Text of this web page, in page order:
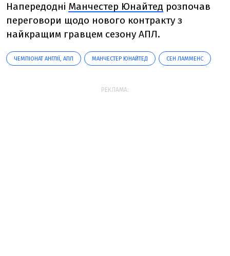
Напередодні Манчестер Юнайтед розпочав
переговори щодо нового контракту з
найкращим гравцем сезону АПЛ.
ЧЕМПІОНАТ АНГЛІЇ, АПЛ МАНЧЕСТЕР ЮНАЙТЕД СЕН ЛАММЕНС
РЕКЛАМА: